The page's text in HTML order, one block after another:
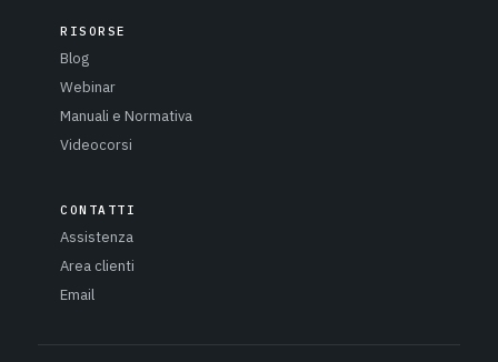
RISORSE
Blog
Webinar
Manuali e Normativa
Videocorsi
CONTATTI
Assistenza
Area clienti
Email